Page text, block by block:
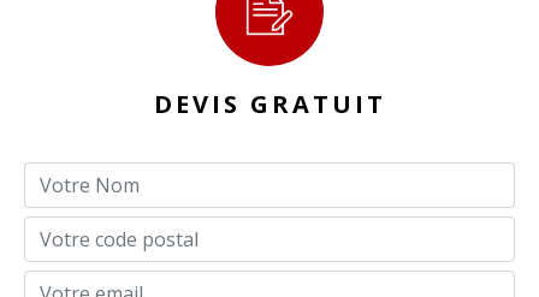
DEVIS GRATUIT